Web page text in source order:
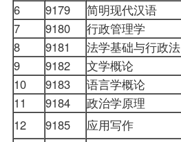
6
9179 简明现代汉语
7
9180 行政管理学
8
9181 法学基础与行政法
9
9182 文学概论
10
9183 语言学概论
11
9184 政治学原理
12
9185
应用写作